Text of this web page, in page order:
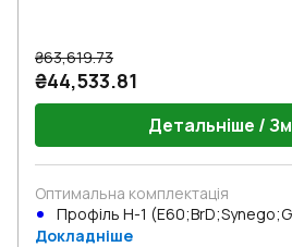
₴63,619.73
₴44,533.81
Детальніше /
Оптимальна комплектація
Профіль Н-1
Докладніше